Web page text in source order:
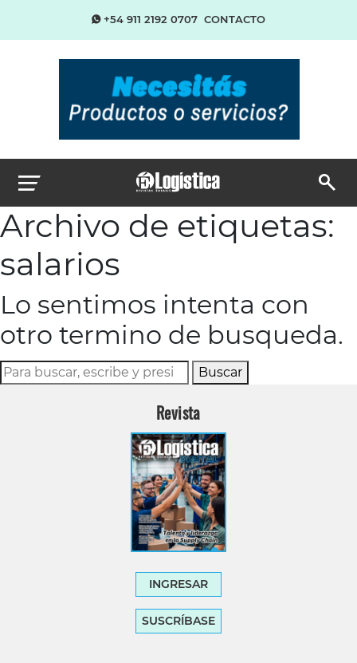
+54 911 2192 0707 CONTACTO
Archivo de etiquetas:
salarios
Lo sentimos intenta con
otro termino de busqueda.
Buscar
Revista
INGRESAR
SUSCRÍBASE